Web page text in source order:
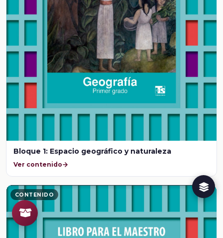
Bloque 1: Espacio geográfico y naturaleza
Ver contenido
CONTENIDO